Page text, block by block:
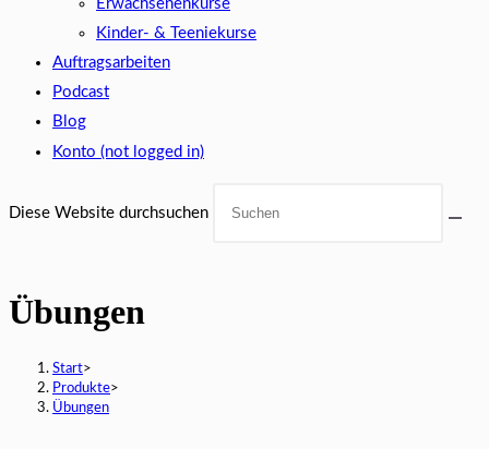
Erwachsenenkurse
Kinder- & Teeniekurse
Auftragsarbeiten
Podcast
Blog
Konto (not logged in)
Diese Website durchsuchen
Übungen
Start>
Produkte>
Übungen